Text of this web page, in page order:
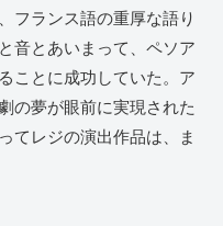
フランス語の重厚な語り
音とあいまって、ペソア
ことに成功していた。ア
の夢が眼前に実現された
てレジの演出作品は、ま